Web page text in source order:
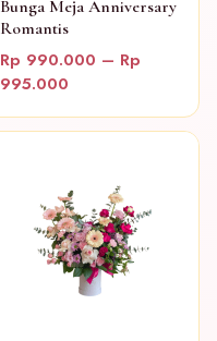
Bunga Meja Anniversary
Romantis
Rp 990.000 – Rp
995.000